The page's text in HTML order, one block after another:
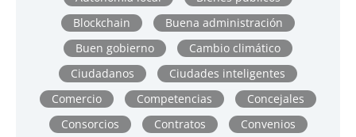
Blockchain
Buena administración
Buen gobierno
Cambio climático
Ciudadanos
Ciudades inteligentes
Comercio
Competencias
Concejales
Consorcios
Contratos
Convenios